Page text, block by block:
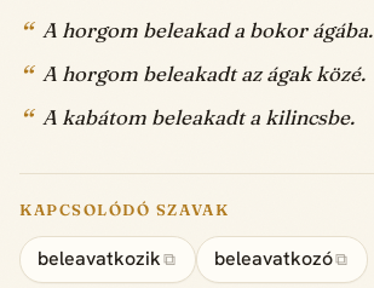
A horgom beleakad a bokor ágába.
A horgom beleakadt az ágak közé.
A kabátom beleakadt a kilincsbe.
KAPCSOLÓDÓ SZAVAK
beleavatkozik ⧉ beleavatkozó⧉